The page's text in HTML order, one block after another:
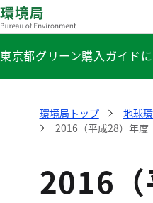
東京都グリーン購入ガイド
環境局トップ 地球
2016（平成28）年
2016